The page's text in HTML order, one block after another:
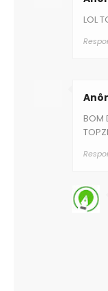
LOL
BOM